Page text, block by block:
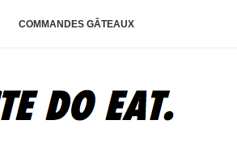
COMMANDES GÂTEAUX